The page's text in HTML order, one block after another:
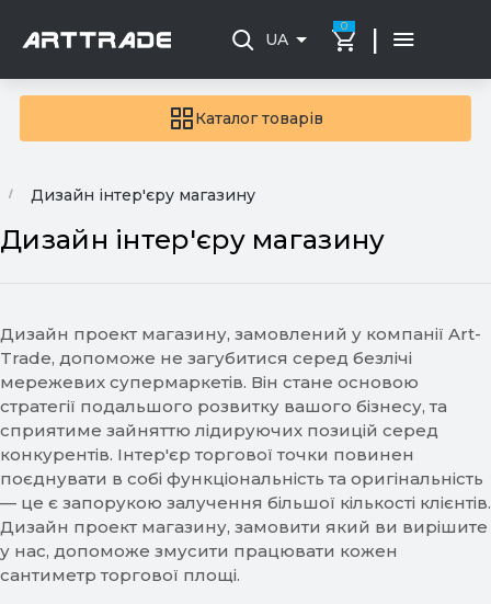
Каталог товарів
UA
0 |
Дизайн інтер'єру магазину
Дизайн інтер'єру магазину
Дизайн проект магазину, замовлений у компанії Art-
Trade, допоможе не загубитися серед безлічі
мережевих супермаркетів. Він стане основою
стратегії подальшого розвитку вашого бізнесу, та
сприятиме зайняттю лідируючих позицій серед
конкурентів. Інтер'єр торгової точки повинен
поєднувати в собі функціональність та оригінальність
— це є запорукою залучення більшої кількості клієнтів.
Дизайн проект магазину, замовити який ви вирішите
у нас, допоможе змусити працювати кожен
сантиметр торгової площі.